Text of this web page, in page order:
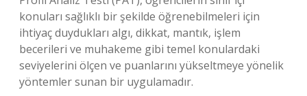
konuları sağlıklı bir şekilde öğrenebilmeleri için
ihtiyaç duydukları algı, dikkat, mantık, işlem
becerileri ve muhakeme gibi temel konulardaki
seviyelerini ölçen ve puanlarını yükseltmeye yönelik
yöntemler sunan bir uygulamadır.